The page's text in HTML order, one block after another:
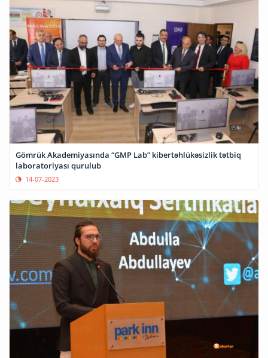
Gömrük Akademiyasında “GMP Lab” kibertəhlükəsizlik tətbiq
laboratoriyası qurulub
14-07-2023